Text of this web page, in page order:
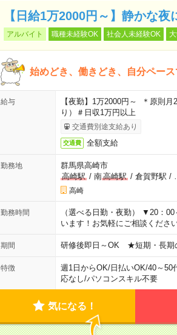
【日給1万2000円～】静かな
アルバイト 職種未経験OK 社会人未経験OK
始めどき、働きどき、自分ペー
給与
【夜勤】1万2000円～ ＊原則
り）＃日収1万円以上
交通費別途支給あり
交通費 全額支給
勤務地
群馬県高崎市
高崎駅/ 南高崎駅/ 倉賀野駅 /
高崎
勤務時間
（選べる日勤・夜勤） ▼20：
います！お気軽にご相談くださ
期間 研修後即日～OK ★短期・長期
特徴 週1日からOK/日払いOK/40～50
応なし/パソコンスキル不要
気になる！